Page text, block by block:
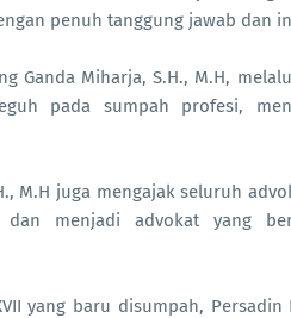
penuh tanggung jawab dan
Ganda Miharja, S.H., M.H,
pada sumpah profesi,
M.H juga mengajak seluruh
dan menjadi advokat yang
yang baru disumpah, Persadin